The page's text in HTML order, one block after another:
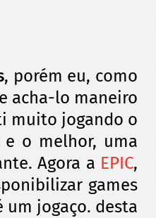
, porém eu, como
acha-lo maneiro
muito jogando o
o melhor, uma
Agora a EPIC,
games
jogaço. desta